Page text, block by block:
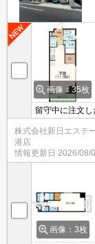
画像：35枚
留守中に注文し
る宅配ボック
ンターホン・オ
ます。室内設
付けています。
株式会社新日エステ
港店
情報更新日 2026/08/
画像：3枚